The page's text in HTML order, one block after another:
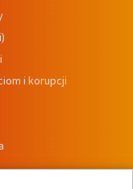
i korupcji